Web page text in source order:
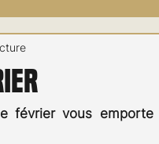
Rossier
février vous